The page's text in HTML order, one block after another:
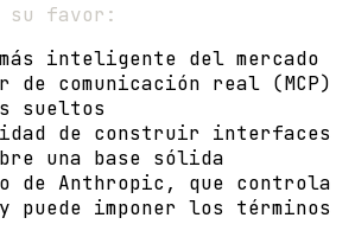
su favor:
inteligente del mercado
de comunicación real (MCP)
sueltos
de construir interfaces
una base sólida
de Anthropic, que controla
puede imponer los términos